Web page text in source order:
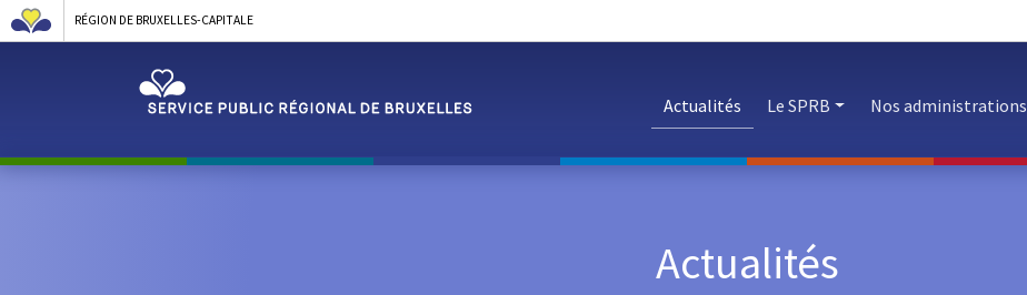
RÉGION DE BRUXELLES-CAPITALE
Actualités Le SPRB Nos administrations
Actualités